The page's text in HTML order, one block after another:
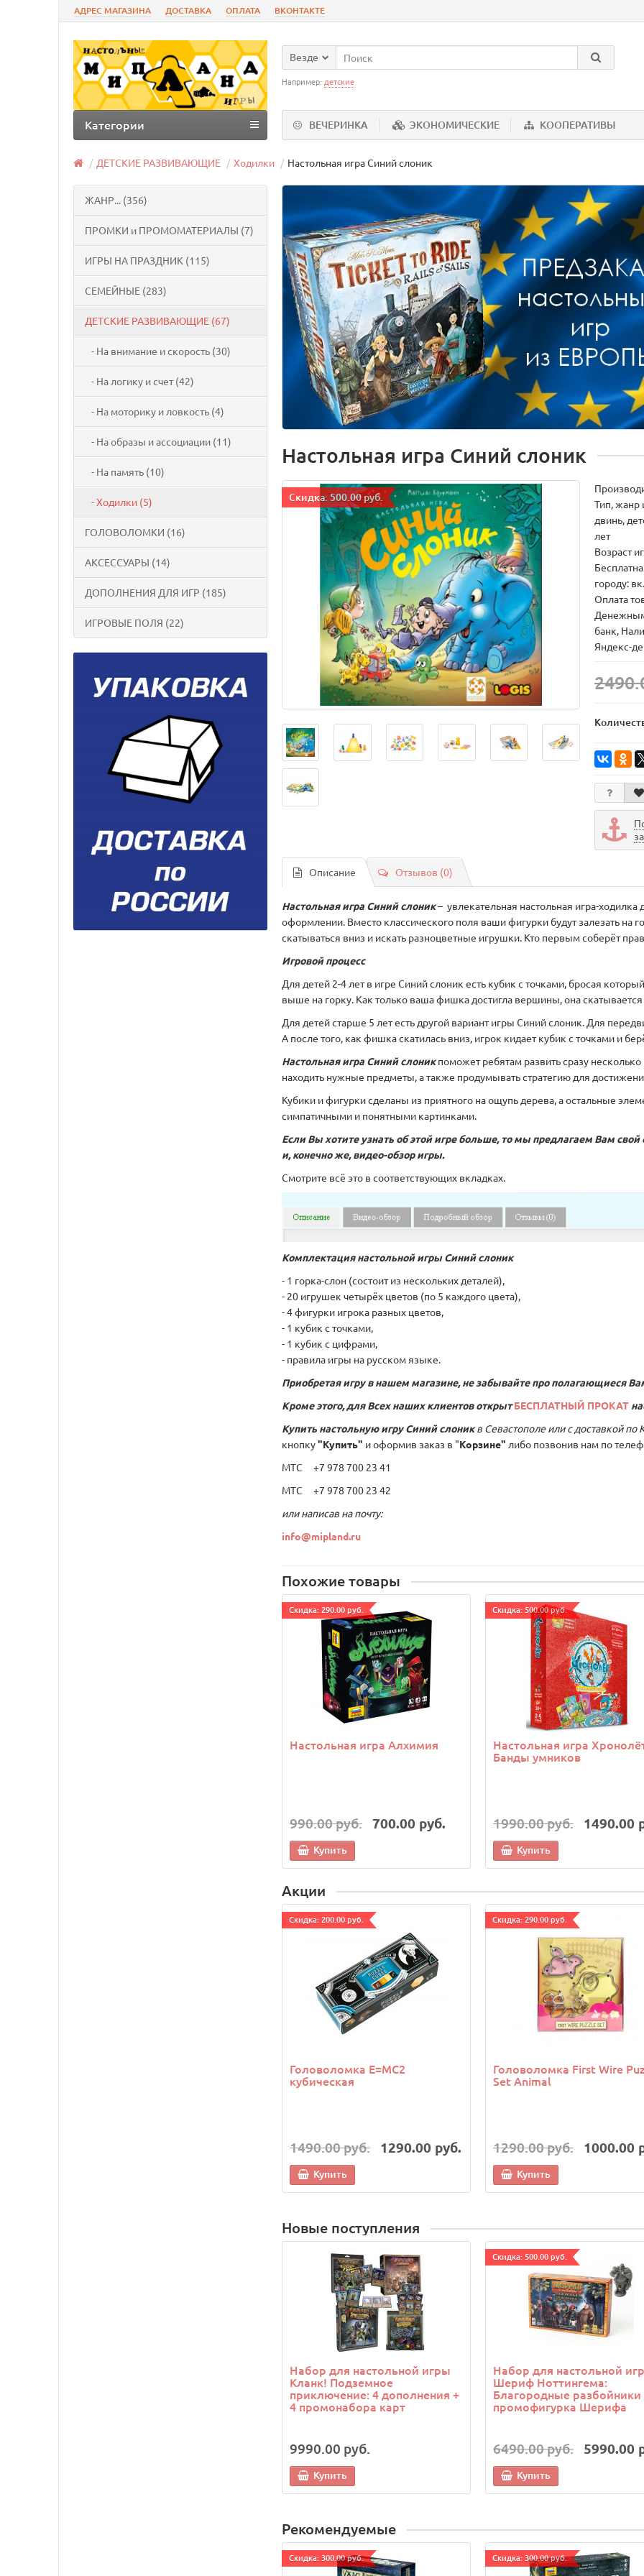
АДРЕС МАГАЗИНА ДОСТАВКА ОПЛАТА ВКОНТАКТЕ
Везде
Например: детские
ВЕЧЕРИНКА ЭКОНОМИЧЕСКИЕ КООПЕРАТИВЫ
Категории
ДЕТСКИЕ РАЗВИВАЮЩИЕ Ходилки Настольная игра Синий слоник
ЖАНР... (356)
ПРОМКИ и ПРОМОМАТЕРИАЛЫ (7)
ИГРЫ НА ПРАЗДНИК (115)
СЕМЕЙНЫЕ (283)
ДЕТСКИЕ РАЗВИВАЮЩИЕ (67)
- На внимание и скорость (30)
- На логику и счет (42)
- На моторику и ловкость (4)
- На образы и ассоциации (11)
- На память (10)
- Ходилки (5)
ГОЛОВОЛОМКИ (16)
АКСЕССУАРЫ (14)
ДОПОЛНЕНИЯ ДЛЯ ИГР (185)
ИГРОВЫЕ ПОЛЯ (22)
Настольная игра Синий слоник
Cкидка: 500.00 руб.
Тип, жанр
двинь,
лет
Возраст
городу:
Оплата
банк,
Яндекс-
Описание Отзывов (0)
Настольная игра Синий слоник– увлекательная настольная игра-
оформлении. Вместо классического поля ваши фигурки будут залезать на
скатываться вниз и искать разноцветные игрушки. Кто первым соберёт
Игровой процесс
Для детей 2-4 лет в игре Синий слоник есть кубик с точками, бросая
выше на горку. Как только ваша фишка достигла вершины, она
Для детей старше 5 лет есть другой вариант игры Синий слоник. Для
А после того, как фишка скатилась вниз, игрок кидает кубик с точками и
Настольная игра Синий слоникпоможет ребятам развить сразу
находить нужные предметы, а также продумывать стратегию для
Кубики и фигурки сделаны из приятного на ощупь дерева, а остальные
симпатичными и понятными картинками.
Если Вы хотите узнать об этой игре больше, то мы предлагаем Вам свой
и, конечно же, видео-обзор игры.
Смотрите всё это в соответствующих вкладках.
Комплектация настольной игры Синий слоник
- 1 горка-слон (состоит из нескольких деталей),
- 20 игрушек четырёх цветов (по 5 каждого цвета),
- 4 фигурки игрока разных цветов,
- 1 кубик с точками,
- 1 кубик с цифрами,
- правила игры на русском языке.
Приобретая игру в нашем магазине, не забывайте про полагающиеся
Кроме этого, для Всех наших клиентов открыт БЕСПЛАТНЫЙ ПРОКАТ
Купить настольную игру Синий слоник в Севастополе или с доставкой по
кнопку"Купить" и оформив заказ в "Корзине" либо позвонив нам по
МТС +7 978 700 23 41
МТС +7 978 700 23 42
или написав на почту:
info@mipland.ru
Похожие товары
Cкидка: 290.00 руб.
Настольная игра Алхимия
990.00 руб. 700.00 руб.
Купить
Cкидка: 500.00 руб.
Настольная игра
Банды умников
1990.00 руб. 1490.00
Купить
Акции
Cкидка: 200.00 руб.
Головоломка E=MC2
кубическая
1490.00 руб. 1290.00 руб.
Купить
Cкидка: 290.00 руб.
Головоломка First Wire
Set Animal
1290.00 руб. 1000.00
Купить
Новые поступления
Набор для настольной игры
Кланк! Подземное
приключение: 4 дополнения +
4 промонабора карт
9990.00 руб.
Купить
Cкидка: 500.00 руб.
Набор для настольной
Шериф Ноттингема:
Благородные разбойники
промофигурка Шерифа
6490.00 руб. 5990.00
Купить
Рекомендуемые
Cкидка: 300.00 руб. Cкидка: 300.00 руб.